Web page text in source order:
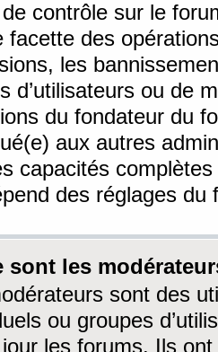
contrôle sur le
facette des
les
d’utilisateurs ou de
du fondateur du
aux autres
capacités
des réglages du
sont les
sont des
ou groupes
les forums. Ils ont